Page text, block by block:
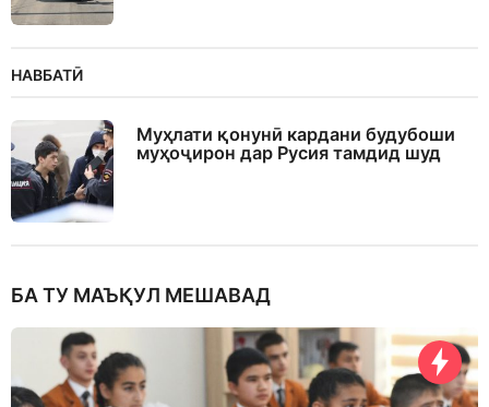
НАВБАТӢ
Муҳлати қонунӣ кардани будубоши
муҳоҷирон дар Русия тамдид шуд
БА ТУ МАЪҚУЛ МЕШАВАД